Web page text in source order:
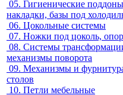
05. Гигиенические
накладки, базы под
06. Цокольные системы
07. Ножки под цоколь,
08. Системы
механизмы поворота
09. Механизмы и
столов
10. Петли мебельные